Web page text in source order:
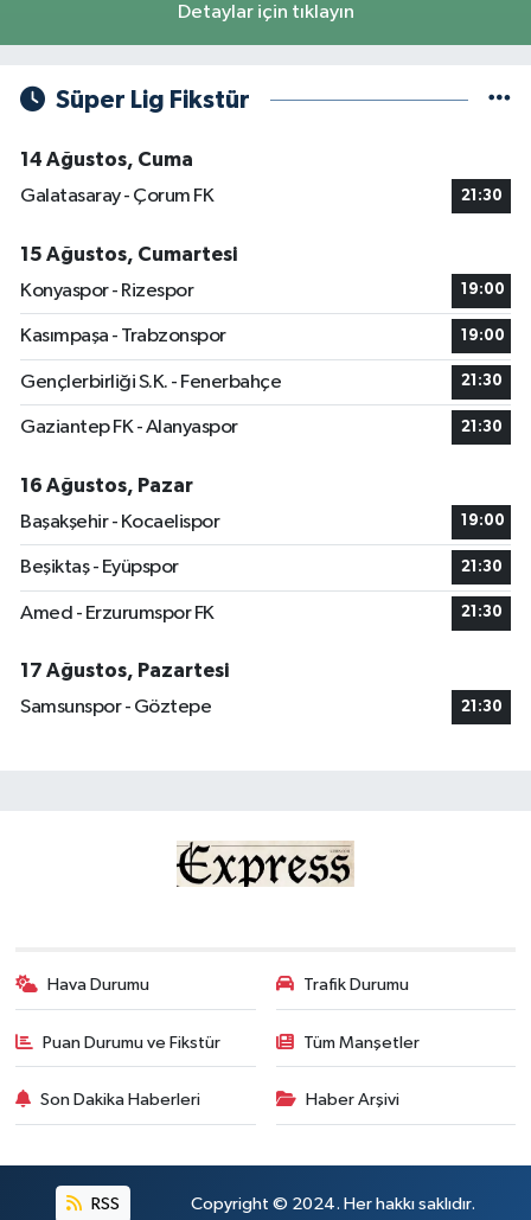
Detaylar için tıklayın
Süper Lig Fikstür
14 Ağustos, Cuma
Galatasaray - Çorum FK
21:30
15 Ağustos, Cumartesi
Konyaspor - Rizespor
19:00
Kasımpaşa - Trabzonspor 19:00
Gençlerbirliği S.K. - Fenerbahçe 21:30
Gaziantep FK - Alanyaspor 21:30
16 Ağustos, Pazar
Başakşehir - Kocaelispor
19:00
Beşiktaş - Eyüpspor 21:30
Amed - Erzurumspor FK 21:30
17 Ağustos, Pazartesi
Samsunspor - Göztepe
21:30
Hava Durumu Trafik Durumu
Puan Durumu ve Fikstür Tüm Manşetler
Son Dakika Haberleri Haber Arşivi
RSS Copyright © 2024. Her hakkı saklıdır.